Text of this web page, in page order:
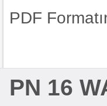
PDF
PN 16